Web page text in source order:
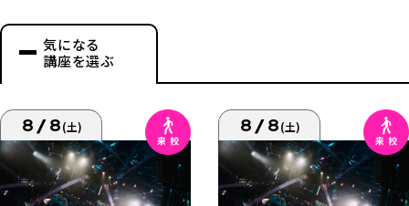
気になる
講座を選ぶ
8/8(土) 8/8(土)